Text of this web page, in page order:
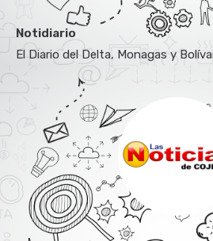
Notidiario
El Diario del Delta, Monagas y